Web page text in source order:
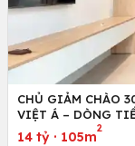
CHỦ GIẢM CHÀO
VIỆT Á – DÒNG
14 tỷ · 105m
2